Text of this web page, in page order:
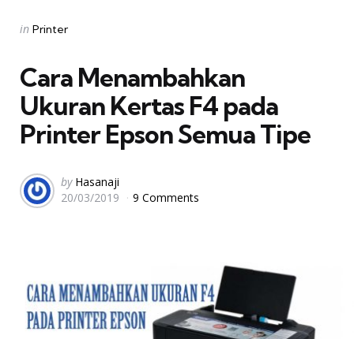
Categories
Posted
in Printer
Cara Menambahkan
Ukuran Kertas F4 pada
Printer Epson Semua Tipe
Posted
by
by Hasanaji
20/03/2019
9 Comments